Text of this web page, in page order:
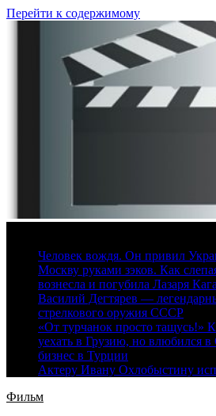
Перейти к содержимому
Человек вождя. Он привил
Москву руками зэков. Как
вознесла и погубила Лазаря
Василий Дегтярев —
стрелкового оружия СССР
«От турчанок просто тащусь!»
уехать в Грузию, но влюбился в
бизнес в Турции
Актеру Ивану Охлобыстину
Фильм